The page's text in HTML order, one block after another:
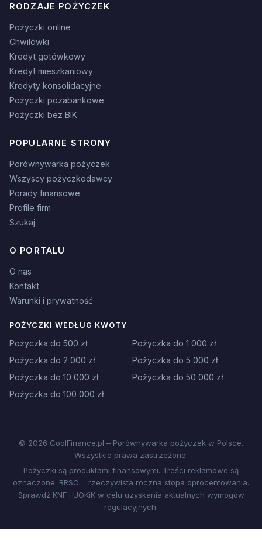
RODZAJE POŻYCZEK
Pożyczki online
Chwilówki
Kredyt gotówkowy
Kredyt mieszkaniowy
Kredyty konsolidacyjne
Pożyczki pozabankowe
Pożyczki bez BIK
POPULARNE STRONY
Porównywarka pożyczek
Wszyscy pożyczkodawcy
Porady finansowe
Profile firm
Szukaj
O PORTALU
O nas
Kontakt
Warunki i prywatność
POŻYCZKI WEDŁUG KWOTY
Pożyczka do 500 zł
Pożyczka do 1 000 zł
Pożyczka do 2 000 zł
Pożyczka do 5 000 zł
Pożyczka do 10 000 zł
Pożyczka do 50 000 zł
Pożyczka do 100 000 zł
© 2026 CoolFinance.pl – Porównywarka pożyczek w Polsce.
Wszystkie prawa zastrzeżone.
Pożyczki są produktami finansowymi. Treści reklamowe są
oznaczone. RRSO = rzeczywista roczna stopa oprocentowania.
Sprawdź KNF i UOKiK w celu uzyskania aktualnych wymogów
regulacyjnych.